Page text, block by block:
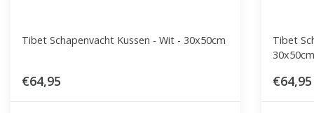
Tibet Schapenvacht Kussen - Wit - 30x50cm
€64,95
Tibet
€64,95